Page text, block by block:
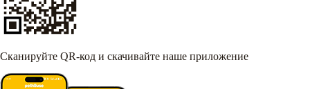
Сканируйте QR-код и скачивайте наше приложение